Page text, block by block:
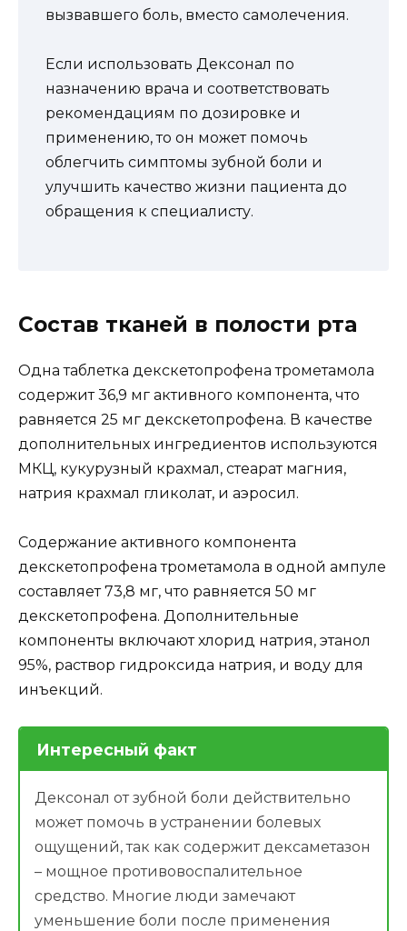
вызвавшего боль, вместо самолечения.
Если использовать Дексонал по
назначению врача и соответствовать
рекомендациям по дозировке и
применению, то он может помочь
облегчить симптомы зубной боли и
улучшить качество жизни пациента до
обращения к специалисту.
Состав тканей в полости рта
Одна таблетка декскетопрофена трометамола
содержит 36,9 мг активного компонента, что
равняется 25 мг декскетопрофена. В качестве
дополнительных ингредиентов используются
МКЦ, кукурузный крахмал, стеарат магния,
натрия крахмал гликолат, и аэросил.
Содержание активного компонента
декскетопрофена трометамола в одной ампуле
составляет 73,8 мг, что равняется 50 мг
декскетопрофена. Дополнительные
компоненты включают хлорид натрия, этанол
95%, раствор гидроксида натрия, и воду для
инъекций.
Интересный факт
Дексонал от зубной боли действительно
может помочь в устранении болевых
ощущений, так как содержит дексаметазон
– мощное противовоспалительное
средство. Многие люди замечают
уменьшение боли после применения